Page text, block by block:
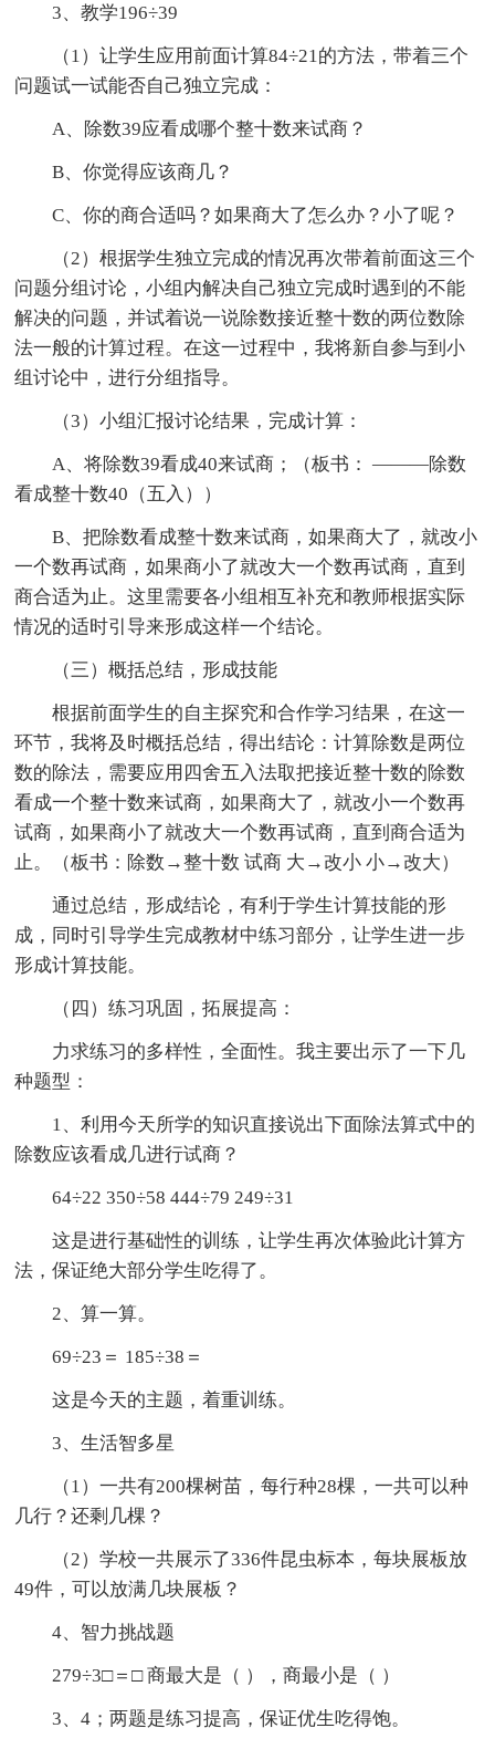
3、教学196÷39
（1）让学生应用前面计算84÷21的方法，带着三个
问题试一试能否自己独立完成：
A、除数39应看成哪个整十数来试商？
B、你觉得应该商几？
C、你的商合适吗？如果商大了怎么办？小了呢？
（2）根据学生独立完成的情况再次带着前面这三个
问题分组讨论，小组内解决自己独立完成时遇到的不能
解决的问题，并试着说一说除数接近整十数的两位数除
法一般的计算过程。在这一过程中，我将新自参与到小
组讨论中，进行分组指导。
（3）小组汇报讨论结果，完成计算：
A、将除数39看成40来试商；（板书： ———除数
看成整十数40（五入））
B、把除数看成整十数来试商，如果商大了，就改小
一个数再试商，如果商小了就改大一个数再试商，直到
商合适为止。这里需要各小组相互补充和教师根据实际
情况的适时引导来形成这样一个结论。
（三）概括总结，形成技能
根据前面学生的自主探究和合作学习结果，在这一
环节，我将及时概括总结，得出结论：计算除数是两位
数的除法，需要应用四舍五入法取把接近整十数的除数
看成一个整十数来试商，如果商大了，就改小一个数再
试商，如果商小了就改大一个数再试商，直到商合适为
止。（板书：除数→整十数 试商 大→改小 小→改大）
通过总结，形成结论，有利于学生计算技能的形
成，同时引导学生完成教材中练习部分，让学生进一步
形成计算技能。
（四）练习巩固，拓展提高：
力求练习的多样性，全面性。我主要出示了一下几
种题型：
1、利用今天所学的知识直接说出下面除法算式中的
除数应该看成几进行试商？
64÷22 350÷58 444÷79 249÷31
这是进行基础性的训练，让学生再次体验此计算方
法，保证绝大部分学生吃得了。
2、算一算。
69÷23＝ 185÷38＝
这是今天的主题，着重训练。
3、生活智多星
（1）一共有200棵树苗，每行种28棵，一共可以种
几行？还剩几棵？
（2）学校一共展示了336件昆虫标本，每块展板放
49件，可以放满几块展板？
4、智力挑战题
279÷3□＝□ 商最大是（ ），商最小是（ ）
3、4；两题是练习提高，保证优生吃得饱。